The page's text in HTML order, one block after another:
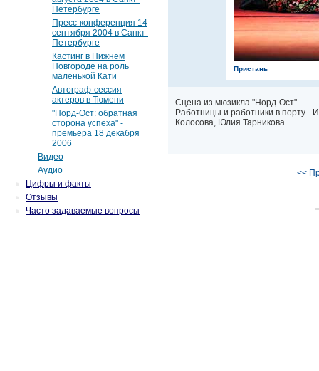
Петербурге
Пресс-конференция 14
сентября 2004 в Санкт-
Петербурге
Кастинг в Нижнем
Новгороде на роль
маленькой Кати
Автограф-сессия
актеров в Тюмени
"Норд-Ост: обратная
сторона успеха" -
премьера 18 декабря
2006
Видео
Аудио
Цифры и факты
Отзывы
Часто задаваемые вопросы
Пристань
Сцена из мюзикла "Норд-Ост"
Работницы и работники в порту -
Колосова, Юлия Тарникова
<<